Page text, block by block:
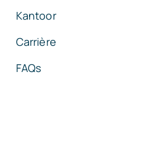
Kantoor
Carrière
FAQs